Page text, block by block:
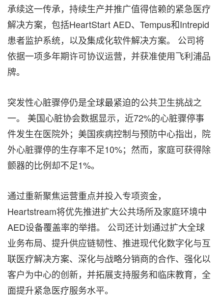
承续这一传承，持续生产并推广值得信赖的紧急医疗
解决方案，包括HeartStart AED、Tempus和Intrepid
患者监护系统，以及集成化软件解决方案。 公司将
依据一项多年期许可协议运营，并获准使用飞利浦品
牌。
突发性心脏骤停仍是全球最紧迫的公共卫生挑战之
一。 美国心脏协会数据显示，近72%的心脏骤停事
件发生在医院外；美国疾病控制与预防中心指出，院
外心脏骤停的生存率不足10%；然而，家庭可获得除
颤器的比例却不足1%。
通过重新聚焦运营重点并投入专项资金，
Heartstream将优先推进扩大公共场所及家庭环境中
AED设备覆盖率的举措。 公司还计划通过扩大全球
业务布局、提升供应链韧性、推进现代化数字化与互
联医疗解决方案、深化与战略分销商的合作、强化以
客户为中心的创新，并拓展支持服务和临床教育，全
面提升紧急医疗服务水平。